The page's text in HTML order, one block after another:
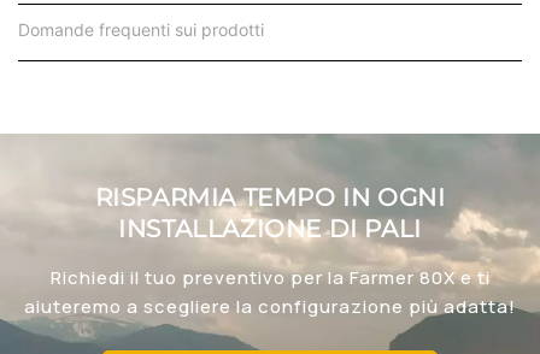
Domande frequenti sui prodotti
RISPARMIA TEMPO IN OGNI
INSTALLAZIONE DI PALI
Richiedi il tuo preventivo per la Farmer 80X e ti
aiuteremo a scegliere la configurazione più adatta!